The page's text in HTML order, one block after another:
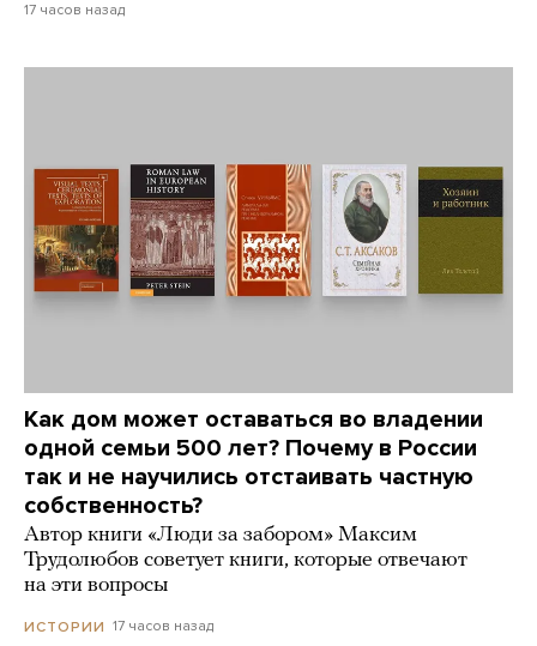
17 часов назад
Как дом может оставаться во владении
одной семьи 500 лет? Почему в России
так и не научились отстаивать частную
собственность?
Автор книги «Люди за забором» Максим
Трудолюбов советует книги, которые отвечают
на эти вопросы
ИСТОРИИ 17 часов назад